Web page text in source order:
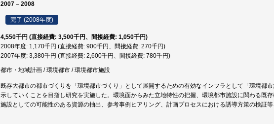
2007 – 2008
完了 (2008年度)
4,550千円 (直接経費: 3,500千円、間接経費: 1,050千円)
2008年度: 1,170千円 (直接経費: 900千円、間接経費: 270千円)
2007年度: 3,380千円 (直接経費: 2,600千円、間接経費: 780千円)
都市・地域計画 / 環境都市 / 環境都市施設
既存大都市の都市づくりを「環境都市づくり」として展開するための有効なインフラとして「環境都
示していくことを目指し研究を実施した。環境面からみた立地特性の把握、環境都市施設に関わる既
施設としての可能性のある資源の抽出、参考事例ヒアリング、計画プロセスにおける誘導方策の検証